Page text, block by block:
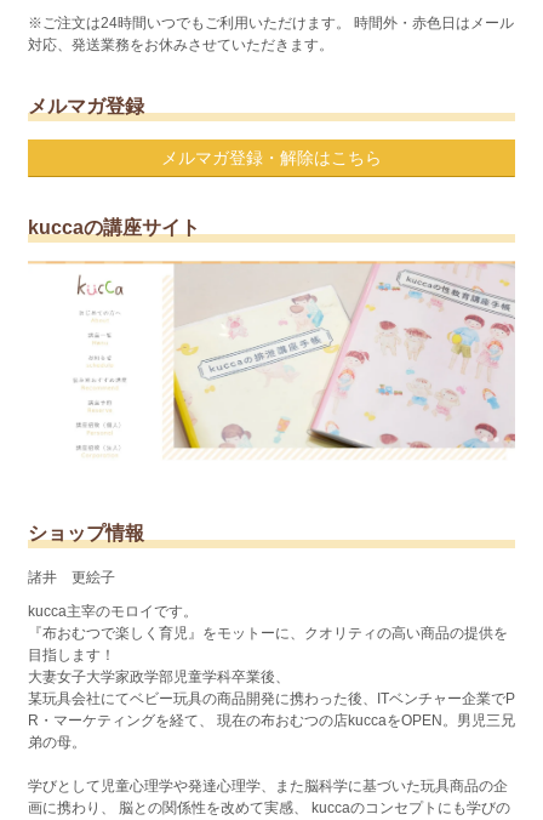
※ご注文は24時間いつでもご利用いただけます。 時間外・赤色日はメール
対応、発送業務をお休みさせていただきます。
メルマガ登録
メルマガ登録・解除はこちら
kuccaの講座サイト
ショップ情報
諸井 更絵子
kucca主宰のモロイです。
『布おむつで楽しく育児』をモットーに、クオリティの高い商品の提供を
目指します！
大妻女子大学家政学部児童学科卒業後、
某玩具会社にてベビー玩具の商品開発に携わった後、ITベンチャー企業でP
R・マーケティングを経て、 現在の布おむつの店kuccaをOPEN。男児三兄
弟の母。
学びとして児童心理学や発達心理学、また脳科学に基づいた玩具商品の企
画に携わり、 脳との関係性を改めて実感、 kuccaのコンセプトにも学びの